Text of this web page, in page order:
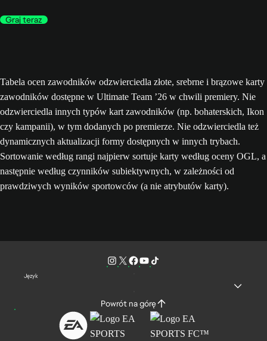
Graj teraz
Tabela ocen zawodników odzwierciedla złote, srebrne i brązowe karty
zawodników dostępne w Ultimate Team ’26 w chwili premiery. Nie
odzwierciedla innych typów kart zawodników (np. bohaterskich, Ikon
czy kampanii), w tym dodanych po premierze. Nie odzwierciedla też
dynamicznych aktualizacji formy dostępnych w innych trybach.
Sortowanie według rangi najpierw sortuje karty według oceny OGL, a
następnie według czynników subiektywnych, w zależności od
prawdziwych wyników sportowców (a nie atrybutów karty).
Język
Powrót na górę